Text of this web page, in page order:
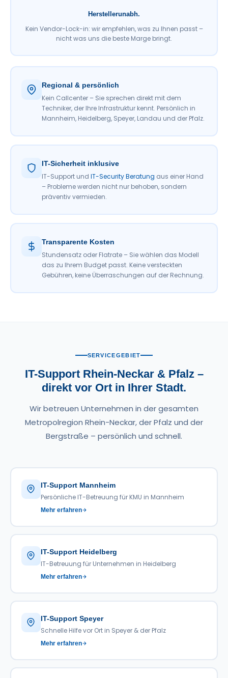
Herstellerunabh.
Kein Vendor-Lock-in: wir empfehlen, was zu Ihnen passt –
nicht was uns die beste Marge bringt.
Regional & persönlich
Kein Callcenter – Sie sprechen direkt mit dem
Techniker, der Ihre Infrastruktur kennt. Persönlich in
Mannheim, Heidelberg, Speyer, Landau und der Pfalz.
IT-Sicherheit inklusive
IT-Support und IT-Security Beratung aus einer Hand
– Probleme werden nicht nur behoben, sondern
präventiv vermieden.
Transparente Kosten
Stundensatz oder Flatrate – Sie wählen das Modell
das zu Ihrem Budget passt. Keine versteckten
Gebühren, keine Überraschungen auf der Rechnung.
SERVICEGEBIET
IT-Support Rhein-Neckar & Pfalz –
direkt vor Ort in Ihrer Stadt.
Wir betreuen Unternehmen in der gesamten
Metropolregion Rhein-Neckar, der Pfalz und der
Bergstraße – persönlich und schnell.
IT-Support Mannheim
Persönliche IT-Betreuung für KMU in Mannheim
Mehr erfahren
IT-Support Heidelberg
IT-Betreuung für Unternehmen in Heidelberg
Mehr erfahren
IT-Support Speyer
Schnelle Hilfe vor Ort in Speyer & der Pfalz
Mehr erfahren